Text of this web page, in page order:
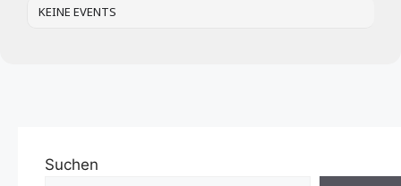
KEINE EVENTS
Suchen